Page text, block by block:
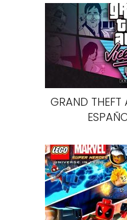
GRAND THEFT